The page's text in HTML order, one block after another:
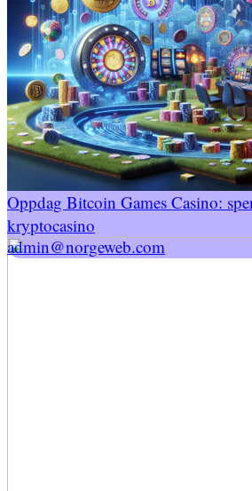
Oppdag Bitcoin Games Casino:
kryptocasino
Gastronomi
Opphold
Interiør
Barn
Ham
Henne
Tips Og Triks
admin@norgeweb.com